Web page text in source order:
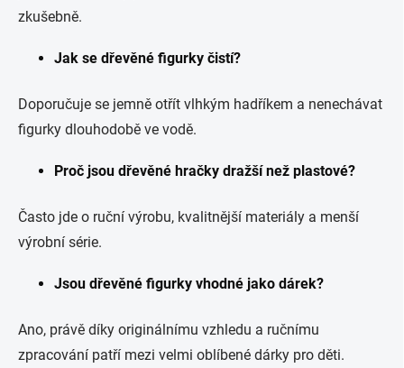
zkušebně.
Jak se dřevěné figurky čistí?
Doporučuje se jemně otřít vlhkým hadříkem a nenechávat
figurky dlouhodobě ve vodě.
Proč jsou dřevěné hračky dražší než plastové?
Často jde o ruční výrobu, kvalitnější materiály a menší
výrobní série.
Jsou dřevěné figurky vhodné jako dárek?
Ano, právě díky originálnímu vzhledu a ručnímu
zpracování patří mezi velmi oblíbené dárky pro děti.